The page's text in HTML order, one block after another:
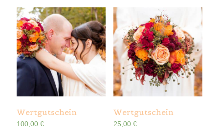
Wertgutschein
100,00€
Wertgutschein
25,00 €